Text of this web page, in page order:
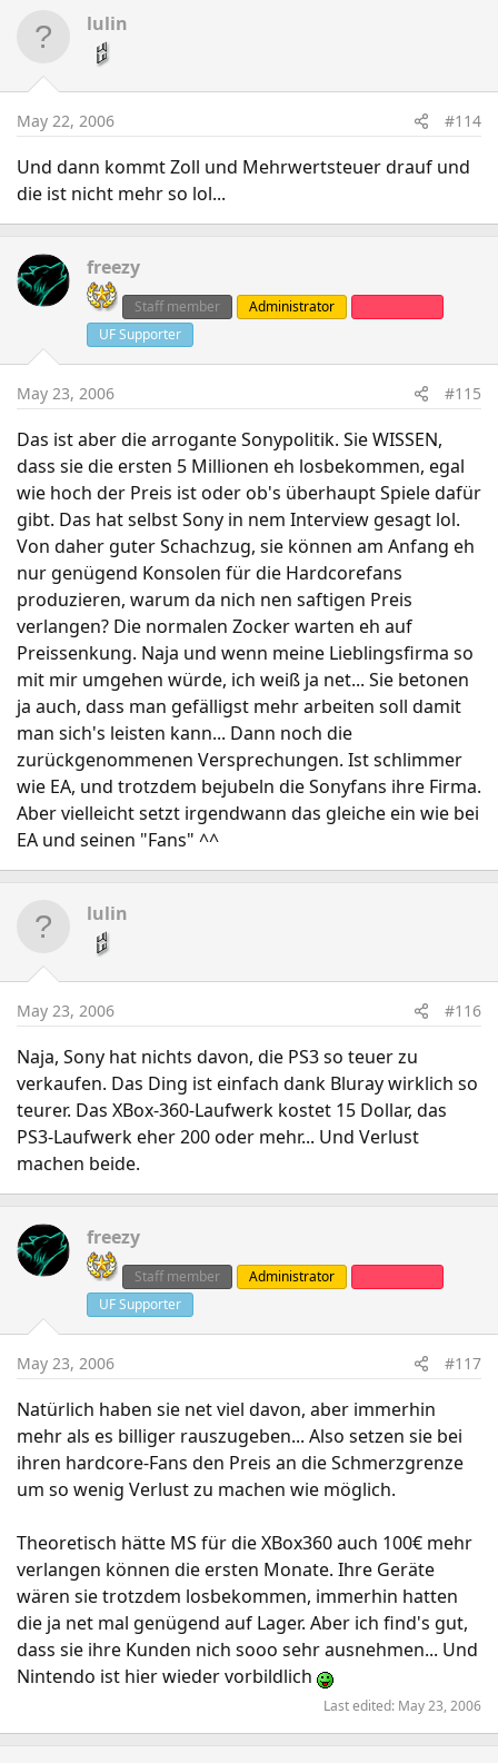
lulin
May 22, 2006 #114
Und dann kommt Zoll und Mehrwertsteuer drauf und
die ist nicht mehr so lol...
freezy
Staff member Administrator
UF Supporter
May 23, 2006 #115
Das ist aber die arrogante Sonypolitik. Sie WISSEN,
dass sie die ersten 5 Millionen eh losbekommen, egal
wie hoch der Preis ist oder ob's überhaupt Spiele dafür
gibt. Das hat selbst Sony in nem Interview gesagt lol.
Von daher guter Schachzug, sie können am Anfang eh
nur genügend Konsolen für die Hardcorefans
produzieren, warum da nich nen saftigen Preis
verlangen? Die normalen Zocker warten eh auf
Preissenkung. Naja und wenn meine Lieblingsfirma so
mit mir umgehen würde, ich weiß ja net... Sie betonen
ja auch, dass man gefälligst mehr arbeiten soll damit
man sich's leisten kann... Dann noch die
zurückgenommenen Versprechungen. Ist schlimmer
wie EA, und trotzdem bejubeln die Sonyfans ihre Firma.
Aber vielleicht setzt irgendwann das gleiche ein wie bei
EA und seinen "Fans" ^^
lulin
May 23, 2006 #116
Naja, Sony hat nichts davon, die PS3 so teuer zu
verkaufen. Das Ding ist einfach dank Bluray wirklich so
teurer. Das XBox-360-Laufwerk kostet 15 Dollar, das
PS3-Laufwerk eher 200 oder mehr... Und Verlust
machen beide.
freezy
Staff member Administrator
UF Supporter
May 23, 2006 #117
Natürlich haben sie net viel davon, aber immerhin
mehr als es billiger rauszugeben... Also setzen sie bei
ihren hardcore-Fans den Preis an die Schmerzgrenze
um so wenig Verlust zu machen wie möglich.
Theoretisch hätte MS für die XBox360 auch 100€ mehr
verlangen können die ersten Monate. Ihre Geräte
wären sie trotzdem losbekommen, immerhin hatten
die ja net mal genügend auf Lager. Aber ich find's gut,
dass sie ihre Kunden nich sooo sehr ausnehmen... Und
Nintendo ist hier wieder vorbildlich
Last edited: May 23, 2006